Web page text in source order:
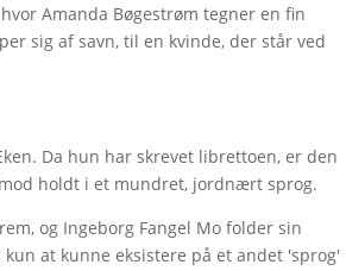
Amanda Bøgestrøm tegner en fin
sig af savn, til en kvinde, der står ved
Da hun har skrevet librettoen, er den
holdt i et mundret, jordnært sprog.
og Ingeborg Fangel Mo folder sin
at kunne eksistere på et andet 'sprog'